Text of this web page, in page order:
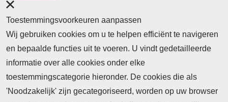
Toestemmingsvoorkeuren aanpassen
Wij gebruiken cookies om u te helpen efficiënt te navigeren
en bepaalde functies uit te voeren. U vindt gedetailleerde
informatie over alle cookies onder elke
toestemmingscategorie hieronder. De cookies die als
'Noodzakelijk' zijn gecategoriseerd, worden op uw browser